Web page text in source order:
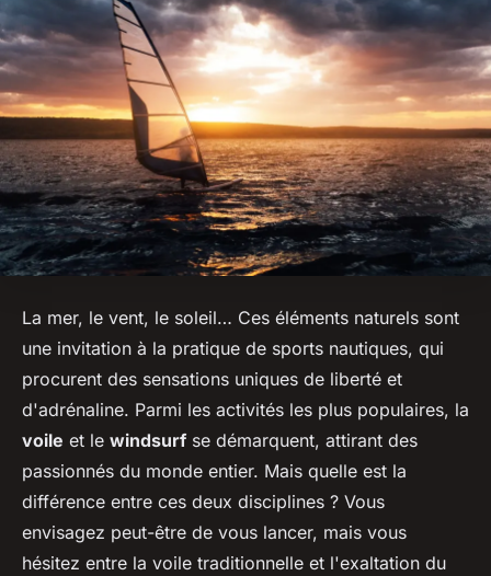
La mer, le vent, le soleil… Ces éléments naturels sont
une invitation à la pratique de sports nautiques, qui
procurent des sensations uniques de liberté et
d'adrénaline. Parmi les activités les plus populaires, la
voile et le windsurf se démarquent, attirant des
passionnés du monde entier. Mais quelle est la
différence entre ces deux disciplines ? Vous
envisagez peut-être de vous lancer, mais vous
hésitez entre la voile traditionnelle et l'exaltation du